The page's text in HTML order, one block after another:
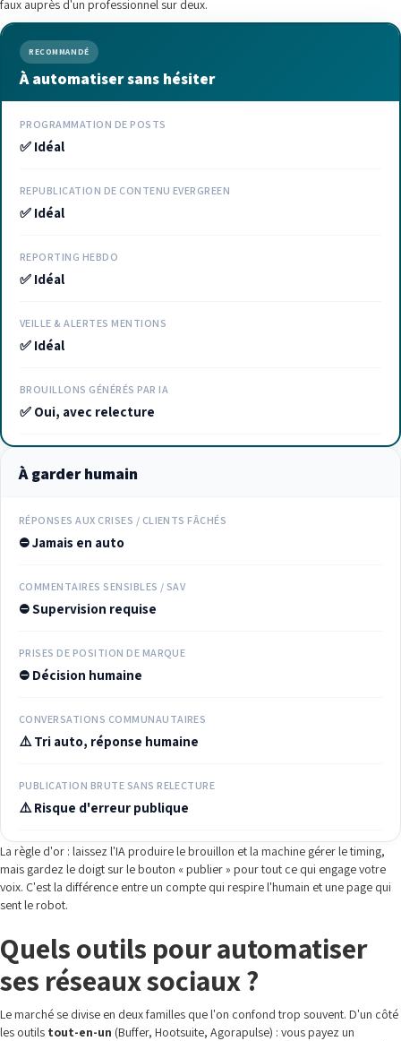
faux auprès d'un professionnel sur deux.
RECOMMANDÉ
À automatiser sans hésiter
PROGRAMMATION DE POSTS
✅ Idéal
REPUBLICATION DE CONTENU EVERGREEN
✅ Idéal
REPORTING HEBDO
✅ Idéal
VEILLE & ALERTES MENTIONS
✅ Idéal
BROUILLONS GÉNÉRÉS PAR IA
✅ Oui, avec relecture
À garder humain
RÉPONSES AUX CRISES / CLIENTS FÂCHÉS
⛔ Jamais en auto
COMMENTAIRES SENSIBLES / SAV
⛔ Supervision requise
PRISES DE POSITION DE MARQUE
⛔ Décision humaine
CONVERSATIONS COMMUNAUTAIRES
⚠️ Tri auto, réponse humaine
PUBLICATION BRUTE SANS RELECTURE
⚠️ Risque d'erreur publique
La règle d'or : laissez l'IA produire le brouillon et la machine gérer le timing,
mais gardez le doigt sur le bouton « publier » pour tout ce qui engage votre
voix. C'est la différence entre un compte qui respire l'humain et une page qui
sent le robot.
Quels outils pour automatiser
ses réseaux sociaux ?
Le marché se divise en deux familles que l'on confond trop souvent. D'un côté
les outils tout-en-un (Buffer, Hootsuite, Agorapulse) : vous payez un